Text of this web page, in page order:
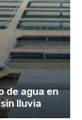
de agua en
lluvia